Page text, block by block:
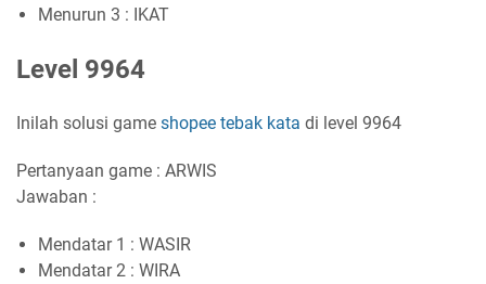
Menurun 3 : IKAT
Level 9964
Inilah solusi game shopee tebak kata di level 9964
Pertanyaan game : ARWIS
Jawaban :
Mendatar 1 : WASIR
Mendatar 2 : WIRA